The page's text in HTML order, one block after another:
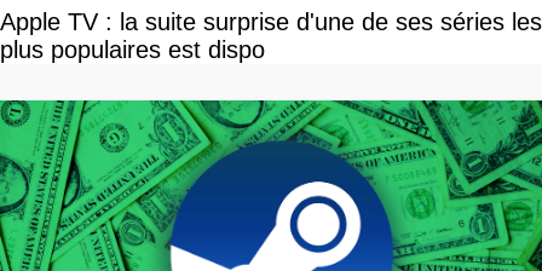
Apple TV : la suite surprise d'une de ses séries les
plus populaires est dispo